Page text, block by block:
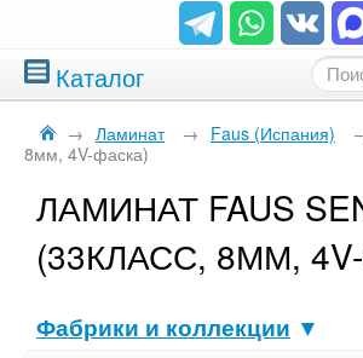
Каталог
→ Ламинат → Faus (Испания)
8мм, 4V-фаска)
ЛАМИНАТ FAUS
(33КЛАСС, 8ММ,
Фабрики и коллекции ▼